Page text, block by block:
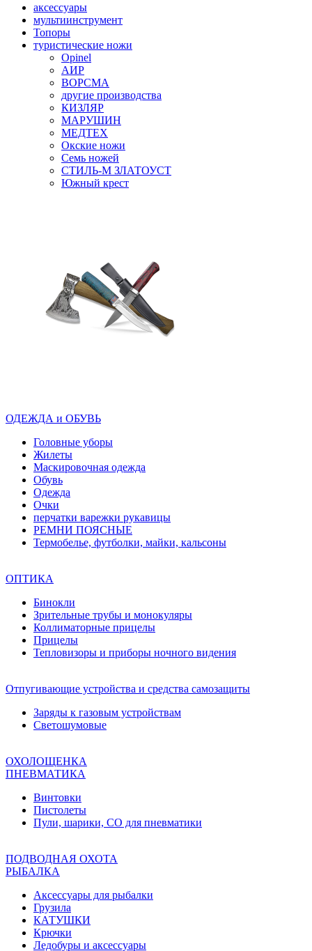
аксессуары
мультиинструмент
Топоры
туристические ножи
Opinel
АИР
ВОРСМА
другие производства
КИЗЛЯР
МАРУШИН
МЕДТЕХ
Окские ножи
Семь ножей
СТИЛЬ-М ЗЛАТОУСТ
Южный крест
ОДЕЖДА и ОБУВЬ
Головные уборы
Жилеты
Маскировочная одежда
Обувь
Одежда
Очки
перчатки варежки рукавицы
РЕМНИ ПОЯСНЫЕ
Термобелье, футболки, майки, кальсоны
ОПТИКА
Бинокли
Зрительные трубы и монокуляры
Коллиматорные прицелы
Прицелы
Тепловизоры и приборы ночного видения
Отпугивающие устройства и средства самозащиты
Заряды к газовым устройствам
Светошумовые
ОХОЛОЩЕНКА
ПНЕВМАТИКА
Винтовки
Пистолеты
Пули, шарики, СО для пневматики
ПОДВОДНАЯ ОХОТА
РЫБАЛКА
Аксессуары для рыбалки
Грузила
КАТУШКИ
Крючки
Ледобуры и аксессуары